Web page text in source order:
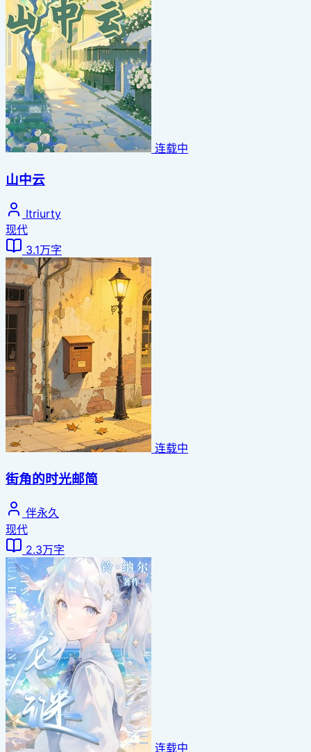
连载中
山中云
Itriurty
现代
3.1万字
连载中
街角的时光邮简
伴永久
现代
2.3万字
连载中